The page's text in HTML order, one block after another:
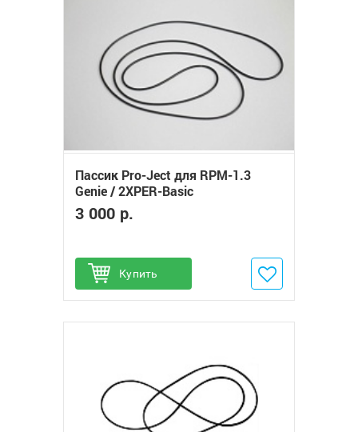
Пассик Pro-Ject для RPM-1.3
Genie / 2XPER-Basic
3 000 р.
Купить
Добавить в избранное